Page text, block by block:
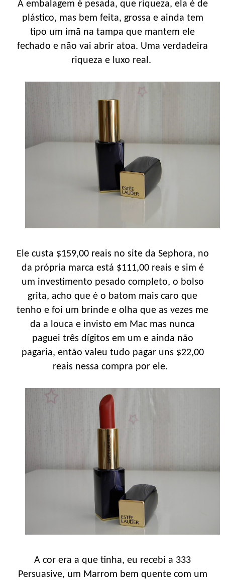
A embalagem é pesada, que riqueza, ela é de
plástico, mas bem feita, grossa e ainda tem
tipo um imã na tampa que mantem ele
fechado e não vai abrir atoa. Uma verdadeira
riqueza e luxo real.
Ele custa $159,00 reais no site da Sephora, no
da própria marca está $111,00 reais e sim é
um investimento pesado completo, o bolso
grita, acho que é o batom mais caro que
tenho e foi um brinde e olha que as vezes me
da a louca e invisto em Mac mas nunca
paguei três dígitos em um e ainda não
pagaria, então valeu tudo pagar uns $22,00
reais nessa compra por ele.
A cor era a que tinha, eu recebi a 333
Persuasive, um Marrom bem quente com um